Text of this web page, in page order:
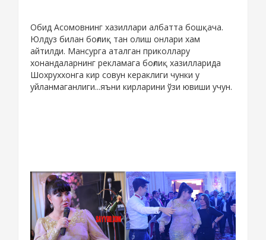
Обид Асомовнинг хазиллари албатта бошқача.
Юлдуз билан боғлиқ тан олиш онлари хам
айтилди. Мансурга аталган приколлару
хонандаларнинг рекламага боғлиқ хазилларида
Шохруххонга кир совун кераклиги чунки у
уйланмаганлиги...яъни кирларини ўзи ювиши учун.